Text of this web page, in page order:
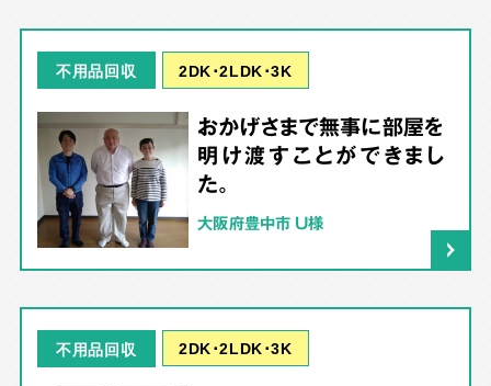
不用品回収 2DK･2LDK･3K
おかげさまで無事に部屋を
明け渡すことができまし
た。
大阪府豊中市 U様
不用品回収 2DK･2LDK･3K